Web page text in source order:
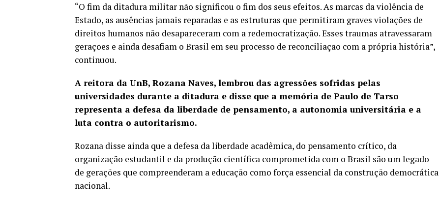
“O fim da ditadura militar não significou o fim dos seus efeitos. As marcas da violência de
Estado, as ausências jamais reparadas e as estruturas que permitiram graves violações de
direitos humanos não desapareceram com a redemocratização. Esses traumas atravessaram
gerações e ainda desafiam o Brasil em seu processo de reconciliação com a própria história”,
continuou.
A reitora da UnB, Rozana Naves, lembrou das agressões sofridas pelas
universidades durante a ditadura e disse que a memória de Paulo de Tarso
representa a defesa da liberdade de pensamento, a autonomia universitária e a
luta contra o autoritarismo.
Rozana disse ainda que a defesa da liberdade acadêmica, do pensamento crítico, da
organização estudantil e da produção científica comprometida com o Brasil são um legado
de gerações que compreenderam a educação como força essencial da construção democrática
nacional.